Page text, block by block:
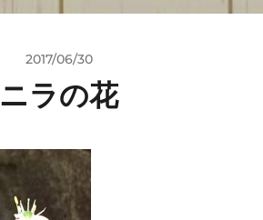
2017/06/30
ニラの花